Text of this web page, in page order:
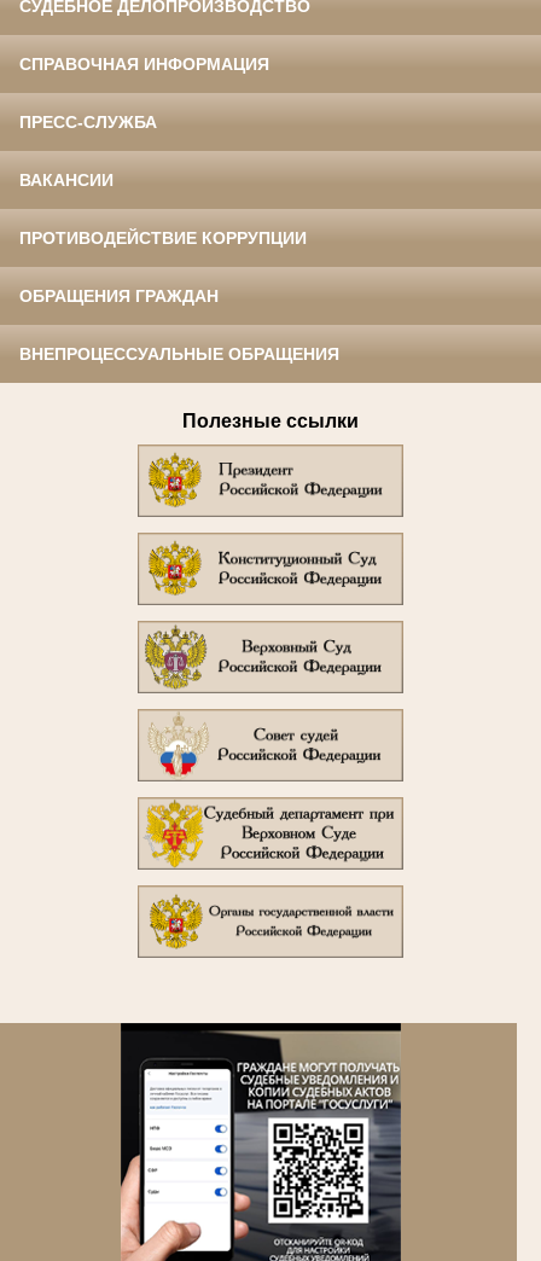
СУДЕБНОЕ ДЕЛОПРОИЗВОДСТВО
СПРАВОЧНАЯ ИНФОРМАЦИЯ
ПРЕСС-СЛУЖБА
ВАКАНСИИ
ПРОТИВОДЕЙСТВИЕ КОРРУПЦИИ
ОБРАЩЕНИЯ ГРАЖДАН
ВНЕПРОЦЕССУАЛЬНЫЕ ОБРАЩЕНИЯ
Полезные ссылки